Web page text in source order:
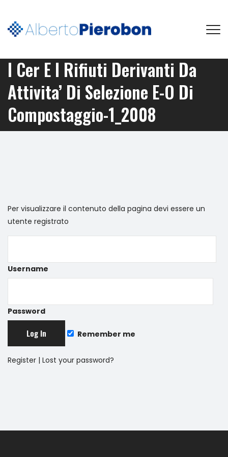
I Cer E I Rifiuti Derivanti Da
Attivita’ Di Selezione E-O Di
Compostaggio-1_2008
Per visualizzare il contenuto della pagina devi essere un
utente registrato
Username
Password
Remember me
Register | Lost your password?